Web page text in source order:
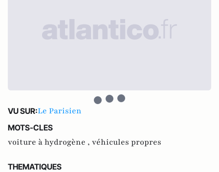
VU SUR:Le Parisien
MOTS-CLES
voiture à hydrogène , véhicules propres
THEMATIQUES